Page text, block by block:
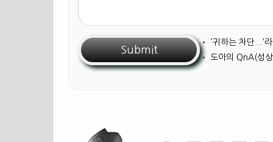
• '귀하는 차단...'
• 도아의 QnA(성